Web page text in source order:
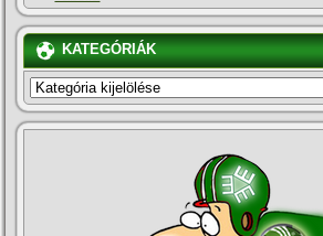
KATEGÓRIÁK
KATEGÓRIÁK